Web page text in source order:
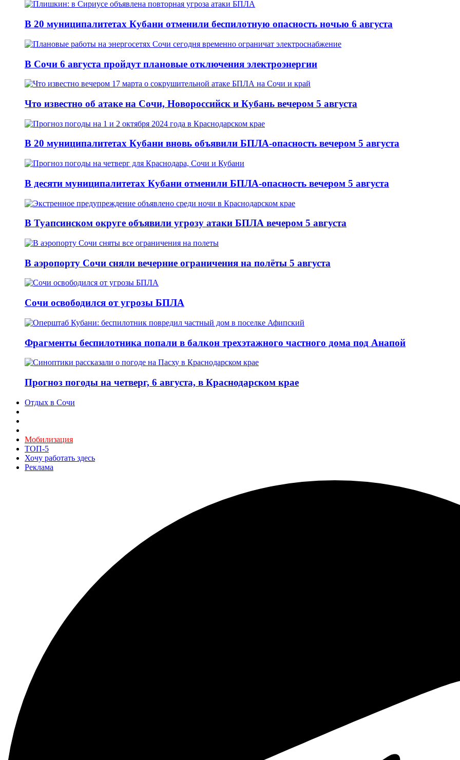
В 20 муниципалитетах Кубани отменили беспилотную опасность ночью 6 августа
В Сочи 6 августа пройдут плановые отключения электроэнергии
Что известно об атаке на Сочи, Новороссийск и Кубань вечером 5 августа
В 20 муниципалитетах Кубани вновь объявили БПЛА-опасность вечером 5 августа
В десяти муниципалитетах Кубани отменили БПЛА-опасность вечером 5 августа
В Туапсинском округе объявили угрозу атаки БПЛА вечером 5 августа
В аэропорту Сочи сняли вечерние ограничения на полёты 5 августа
Сочи освободился от угрозы БПЛА
Фрагменты беспилотника попали в балкон трехэтажного частного дома под Анапой
Прогноз погоды на четверг, 6 августа, в Краснодарском крае
Отдых в Сочи
Мобилизация
ТОП-5
Хочу работать здесь
Реклама